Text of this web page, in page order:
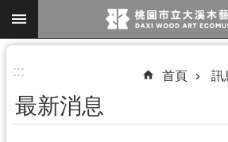
跳到主要內容區塊
搜
尋
::: 首頁 訊
最新消息